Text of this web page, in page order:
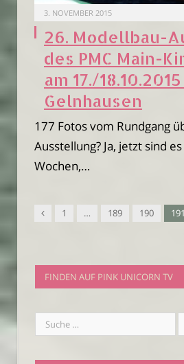
3. NOVEMBER 2015
26. Modellbau-
des PMC Main-
am 17./
Gelnhausen
177 Fotos vom Rundgang
Ausstellung? Ja, jetzt sind
Wochen,…
Vorgänger
1 … 189 190 191
FINDEN AUF PINK UNICORN TV